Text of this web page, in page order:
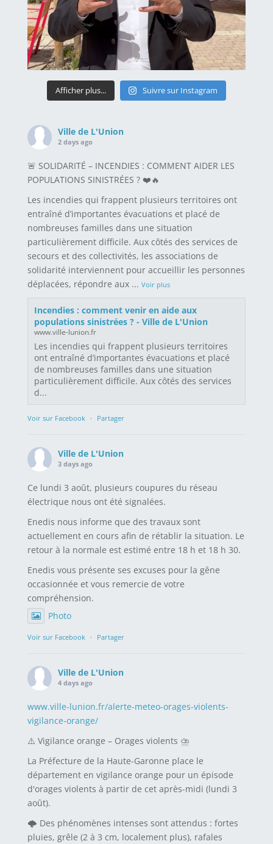
Afficher plus... Suivre sur Instagram
Ville de L'Union
2 days ago
🚨 SOLIDARITÉ – INCENDIES : COMMENT AIDER LES
POPULATIONS SINISTRÉES ? ❤️🔥
Les incendies qui frappent plusieurs territoires ont
entraîné d’importantes évacuations et placé de
nombreuses familles dans une situation
particulièrement difficile. Aux côtés des services de
secours et des collectivités, les associations de
solidarité interviennent pour accueillir les personnes
déplacées, répondre aux ... Voir plus
Incendies : comment venir en aide aux
populations sinistrées ? - Ville de L'Union
www.ville-lunion.fr
Les incendies qui frappent plusieurs territoires
ont entraîné d’importantes évacuations et placé
de nombreuses familles dans une situation
particulièrement difficile. Aux côtés des services
d...
Voir sur Facebook · Partager
Ville de L'Union
3 days ago
Ce lundi 3 août, plusieurs coupures du réseau
électrique nous ont été signalées.
Enedis nous informe que des travaux sont
actuellement en cours afin de rétablir la situation. Le
retour à la normale est estimé entre 18 h et 18 h 30.
Enedis vous présente ses excuses pour la gêne
occasionnée et vous remercie de votre
compréhension.
Photo
Voir sur Facebook · Partager
Ville de L'Union
4 days ago
www.ville-lunion.fr/alerte-meteo-orages-violents-
vigilance-orange/
⚠️ Vigilance orange – Orages violents ⛈️
La Préfecture de la Haute-Garonne place le
département en vigilance orange pour un épisode
d'orages violents à partir de cet après-midi (lundi 3
août).
🌩️ Des phénomènes intenses sont attendus : fortes
pluies, grêle (2 à 3 cm, localement plus), rafales